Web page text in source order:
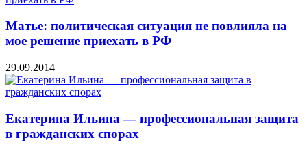
Матье: политическая ситуация не повлияла на
мое решение приехать в РФ
29.09.2014
Екатерина Ильина — профессиональная защита
в гражданских спорах